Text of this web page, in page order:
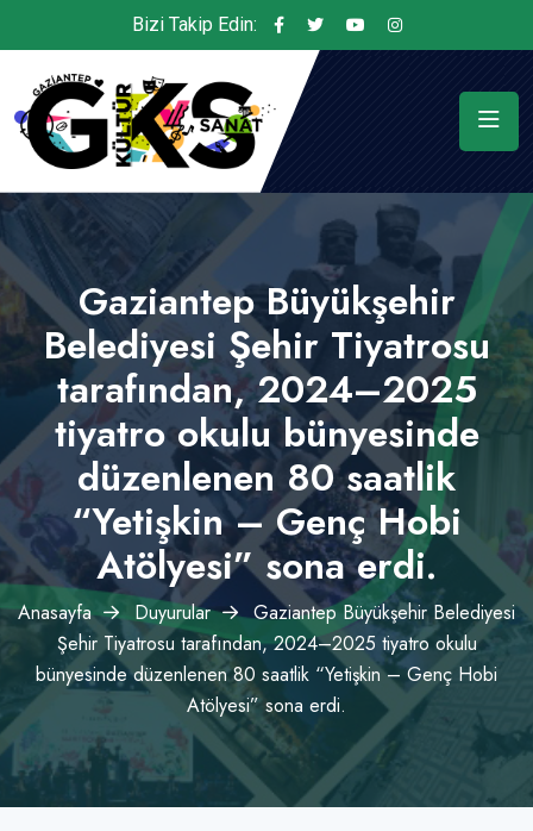
Bizi Takip Edin:
Gaziantep Büyükşehir
Belediyesi Şehir Tiyatrosu
tarafından, 2024–2025
tiyatro okulu bünyesinde
düzenlenen 80 saatlik
“Yetişkin – Genç Hobi
Atölyesi” sona erdi.
Anasayfa Duyurular
Gaziantep Büyükşehir Belediyesi
Şehir Tiyatrosu tarafından, 2024–2025 tiyatro okulu
bünyesinde düzenlenen 80 saatlik “Yetişkin – Genç Hobi
Atölyesi” sona erdi.